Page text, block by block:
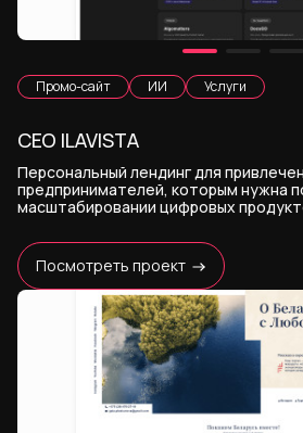
Промо-сайт ИИ Услуги
CEO ILAVISTA
Персональный лендинг для
предпринимателей, которым нужна
масштабировании цифровых
Посмотреть проект